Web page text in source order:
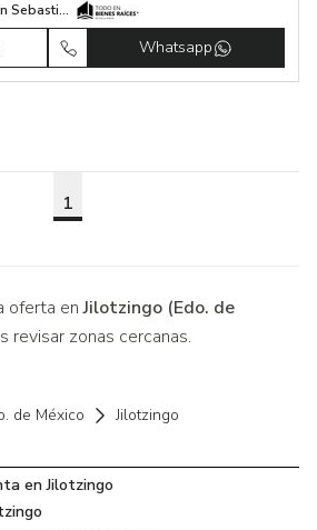
Vanessa Franco San Sebastian
Whatsapp
1
oferta enJilotzingo (Edo. de
revisar zonas cercanas.
de México
Jilotzingo
en Jilotzingo